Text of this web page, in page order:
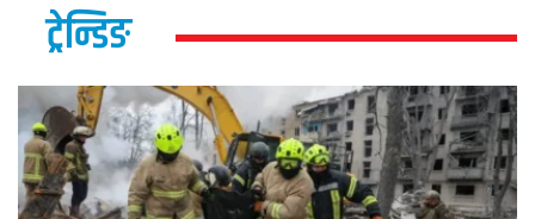
ट्रेन्डिङ